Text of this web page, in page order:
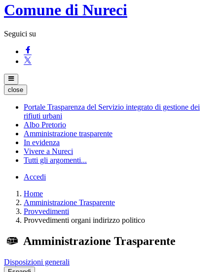
Comune di Nureci
Seguici su
close
Portale Trasparenza del Servizio integrato di gestione dei
rifiuti urbani
Albo Pretorio
Amministrazione trasparente
In evidenza
Vivere a Nureci
Tutti gli argomenti...
Accedi
Home
Amministrazione Trasparente
Provvedimenti
Provvedimenti organi indirizzo politico
Amministrazione Trasparente
Disposizioni generali